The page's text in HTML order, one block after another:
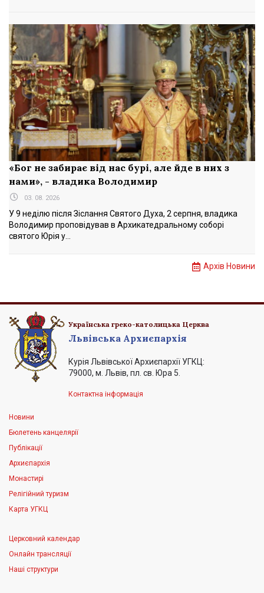
«Бог не забирає від нас бурі, але йде в них з
нами», - владика Володимир
03. 08. 2026
У 9 неділю після Зіслання Святого Духа, 2 серпня, владика
Володимир проповідував в Архикатедральному соборі
святого Юрія у...
Архів Новини
Українська греко-католицька Церква
Львівська Архиєпархія
Курія Львівської Архиєпархії УГКЦ:
79000, м. Львів, пл. св. Юра 5.
Контактна інформація
Новини
Бюлетень канцелярії
Публікації
Архиєпархія
Монастирі
Релігійний туризм
Карта УГКЦ
Церковний календар
Онлайн трансляції
Наші структури